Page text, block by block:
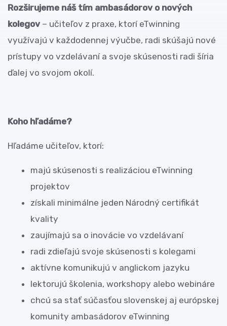
Rozširujeme náš tím ambasádorov o nových
kolegov – učiteľov z praxe, ktorí eTwinning
využívajú v každodennej výučbe, radi skúšajú nové
prístupy vo vzdelávaní a svoje skúsenosti radi šíria
ďalej vo svojom okolí.
Koho hľadáme?
Hľadáme učiteľov, ktorí:
majú skúsenosti s realizáciou eTwinning
projektov
získali minimálne jeden Národný certifikát
kvality
zaujímajú sa o inovácie vo vzdelávaní
radi zdieľajú svoje skúsenosti s kolegami
aktívne komunikujú v anglickom jazyku
lektorujú školenia, workshopy alebo webináre
chcú sa stať súčasťou slovenskej aj európskej
komunity ambasádorov eTwinning